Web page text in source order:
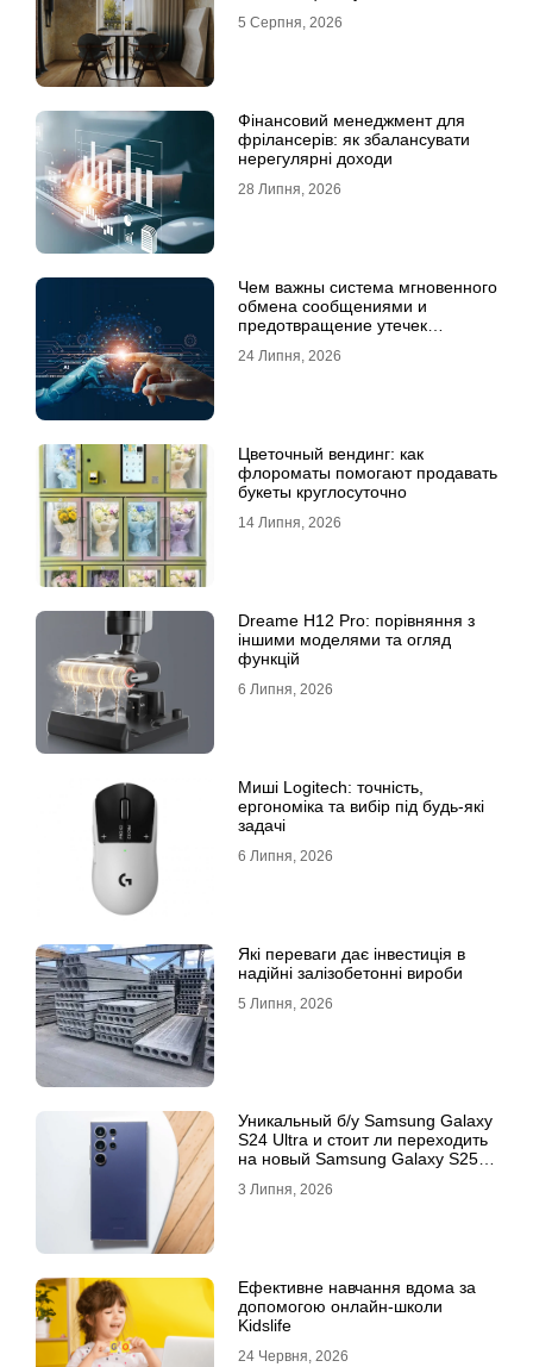
5 Серпня, 2026
Фінансовий менеджмент для
фрілансерів: як збалансувати
нерегулярні доходи
28 Липня, 2026
Чем важны система мгновенного
обмена сообщениями и
предотвращение утечек
24 Липня, 2026
Цветочный вендинг: как
флороматы помогают продавать
букеты круглосуточно
14 Липня, 2026
Dreame H12 Pro: порівняння з
іншими моделями та огляд
функцій
6 Липня, 2026
Миші Logitech: точність,
ергономіка та вибір під будь-які
задачі
6 Липня, 2026
Які переваги дає інвестиція в
надійні залізобетонні вироби
5 Липня, 2026
Уникальный б/у Samsung Galaxy
S24 Ultra и стоит ли переходить
на новый Samsung Galaxy S25
3 Липня, 2026
Ефективне навчання вдома за
допомогою онлайн-школи
Kidslife
24 Червня, 2026